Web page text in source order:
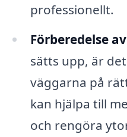
professionellt.
Förberedelse
sätts upp, är
väggarna på
kan hjälpa till
och rengöra